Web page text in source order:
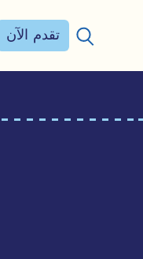
تقدم الآن